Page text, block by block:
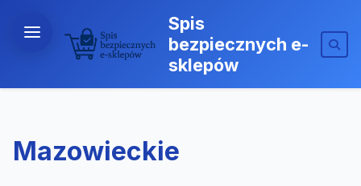
Spis
bezpiecznych e-
sklepów
Mazowieckie